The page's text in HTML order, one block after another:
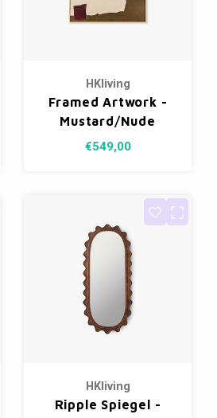
HKliving
Framed Artwork -
Mustard/Nude
€549,00
HKliving
Ripple Spiegel -